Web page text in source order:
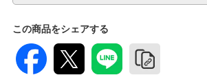
この商品をシェアする